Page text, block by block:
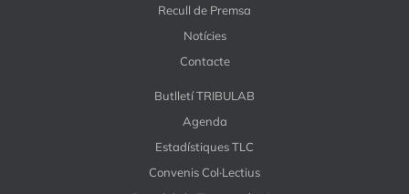
Recull de Premsa
Notícies
Contacte
Butlletí TRIBULAB
Agenda
Estadístiques TLC
Convenis Col·Lectius